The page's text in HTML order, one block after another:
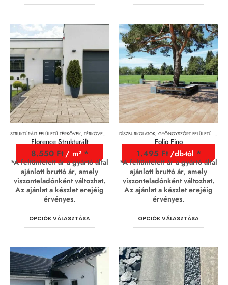
STRUKTÚRÁLT FELÜLETŰ TÉRKÖVEK, TÉRKÖVEK, TÉRKŐRENDSZEREK ÉS LAPOK
Florence Strukturált
8.550 Ft / m²
*A feltüntetett ár a gyártó által
ajánlott bruttó ár, amely
viszonteladónként változhat.
Az ajánlat a készlet erejéig
érvényes.
OPCIÓK VÁLASZTÁSA
DÍSZBURKOLATOK, GYÖNGYSZÓRT FELÜLETŰ TÉRKÖVEK
Folio Fino
1.495 Ft /db-tól
*A feltüntetett ár a gyártó által
ajánlott bruttó ár, amely
viszonteladónként változhat.
Az ajánlat a készlet erejéig
érvényes.
OPCIÓK VÁLASZTÁSA